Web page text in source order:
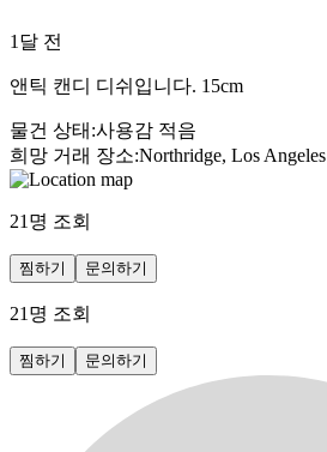
1달 전
앤틱 캔디 디쉬입니다. 15cm
물건 상태 :사용감 적음
희망 거래 장소:Northridge, Los Angeles
21 명 조회
찜하기 문의하기
21 명 조회
찜하기 문의하기